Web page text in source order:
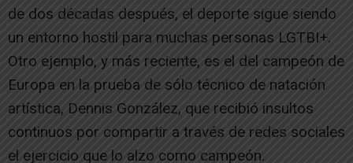
de dos décadas después, el deporte sigue siendo
un entorno hostil para muchas personas LGTBI+.
Otro ejemplo, y más reciente, es el del campeón de
Europa en la prueba de sólo técnico de natación
artística, Dennis González, que recibió insultos
continuos por compartir a través de redes sociales
el ejercicio que lo alzo como campeón.